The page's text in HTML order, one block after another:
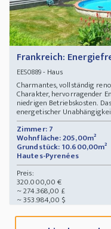
Frankreich:
EES0889- Haus
Charmantes, vollständig
Charakter, hervorragender
niedrigen Betriebskosten.
energetischer
Zimmer: 7
Wohnfläche: 205,00m²
Grundstück: 10.600,00m²
Hautes-Pyrenées
Preis:
320.000,00 €
~ 274.368,00 £
~ 353.984,00 $